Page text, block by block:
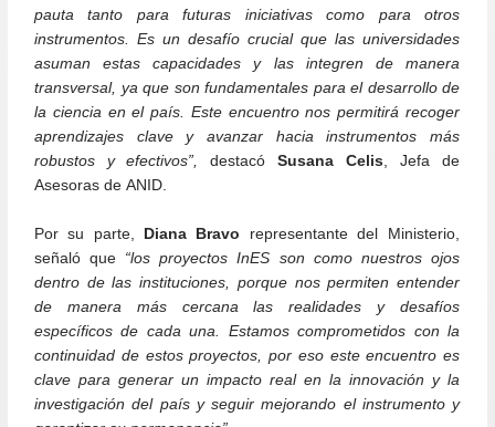
pauta tanto para futuras iniciativas como para otros
instrumentos. Es un desafío crucial que las universidades
asuman estas capacidades y las integren de manera
transversal, ya que son fundamentales para el desarrollo de
la ciencia en el país. Este encuentro nos permitirá recoger
aprendizajes clave y avanzar hacia instrumentos más
robustos y efectivos”,
destacóSusana Celis , Jefa de
Asesoras de ANID.
Por su parte, Diana Bravo representante del Ministerio,
señaló que “los proyectos InES son como nuestros ojos
dentro de las instituciones, porque nos permiten entender
de manera más cercana las realidades y desafíos
específicos de cada una. Estamos comprometidos con la
continuidad de estos proyectos, por eso este encuentro es
clave para generar un impacto real en la innovación y la
investigación del país y seguir mejorando el instrumento y